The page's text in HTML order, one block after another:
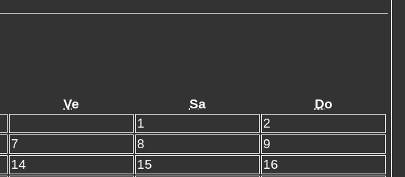
Ve Sa
Do
1
2
7 8
9
14 15
16